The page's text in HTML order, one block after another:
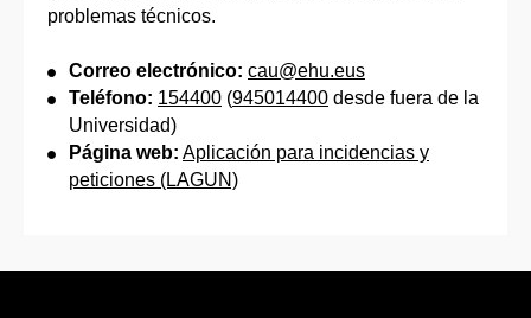
problemas técnicos.
Correo electrónico: cau@ehu.eus
Teléfono: 154400 (945014400 desde fuera de la
Universidad)
Página web: Aplicación para incidencias y
peticiones (LAGUN)